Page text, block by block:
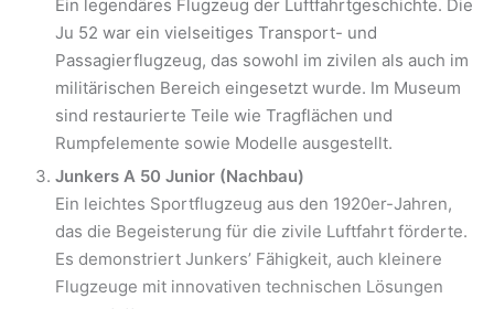
Ein legendäres Flugzeug der Luftfahrtgeschichte. Die
Ju 52 war ein vielseitiges Transport- und
Passagierflugzeug, das sowohl im zivilen als auch im
militärischen Bereich eingesetzt wurde. Im Museum
sind restaurierte Teile wie Tragflächen und
Rumpfelemente sowie Modelle ausgestellt.
Junkers A 50 Junior (Nachbau)
Ein leichtes Sportflugzeug aus den 1920er-Jahren,
das die Begeisterung für die zivile Luftfahrt förderte.
Es demonstriert Junkers’ Fähigkeit, auch kleinere
Flugzeuge mit innovativen technischen Lösungen